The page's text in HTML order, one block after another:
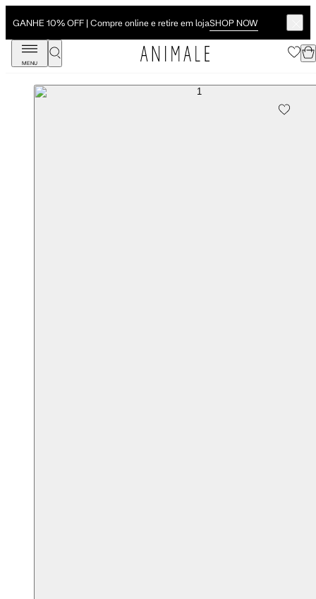
GANHE 10% OFF | Compre online e retire em lojaSHOP NOW
MENU